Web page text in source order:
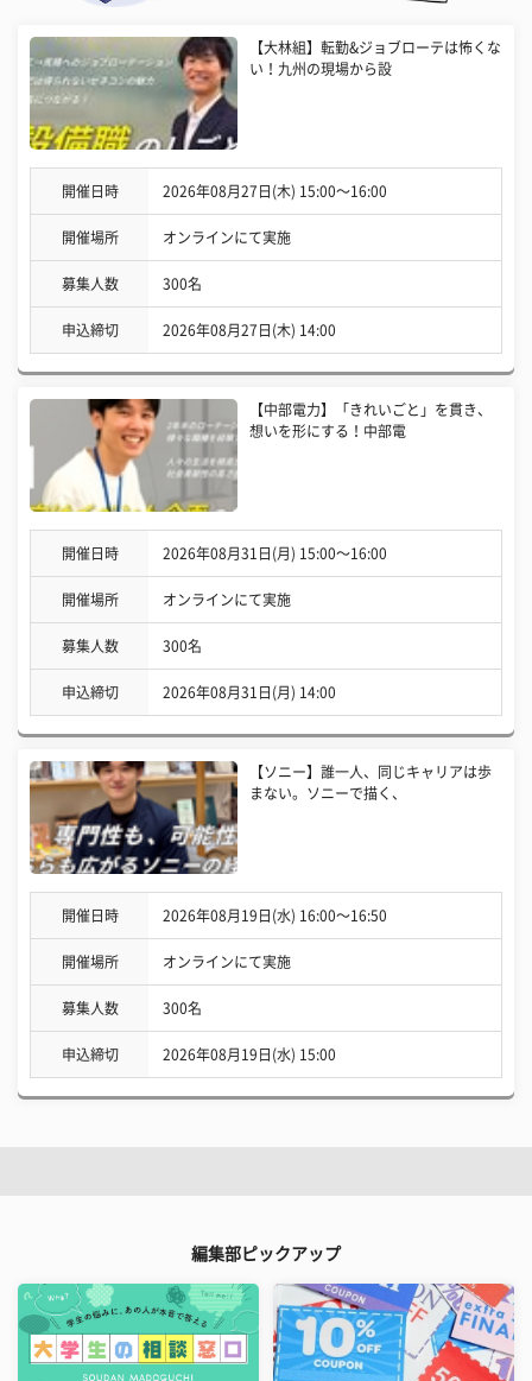
【大林組】転勤&ジョブローテは怖くな
い！九州の現場から設
開催日時 2026年08月27日(木) 15:00〜16:00
開催場所 オンラインにて実施
募集人数 300名
申込締切 2026年08月27日(木) 14:00
【中部電力】「きれいごと」を貫き、
想いを形にする！中部電
開催日時 2026年08月31日(月) 15:00〜16:00
開催場所 オンラインにて実施
募集人数 300名
申込締切 2026年08月31日(月) 14:00
【ソニー】誰一人、同じキャリアは歩
まない。ソニーで描く、
開催日時 2026年08月19日(水) 16:00〜16:50
開催場所 オンラインにて実施
募集人数 300名
申込締切 2026年08月19日(水) 15:00
編集部ピックアップ